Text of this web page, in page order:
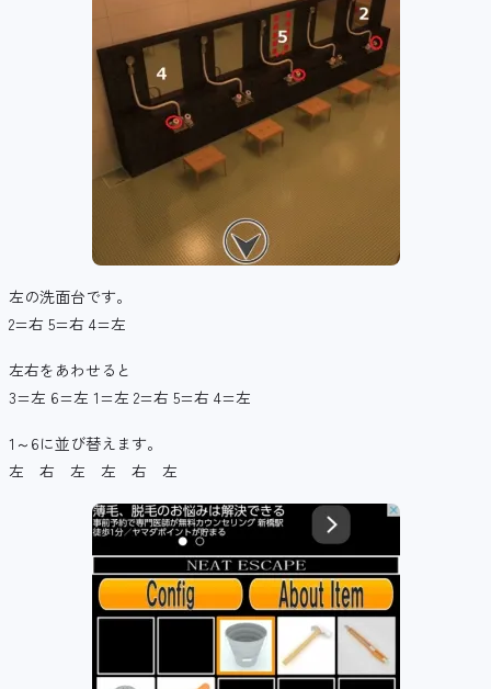
左の洗面台です。
2=右 5=右 4=左
左右をあわせると
3=左 6=左 1=左 2=右 5=右 4=左
1～6に並び替えます。
左 右 左 左 右 左